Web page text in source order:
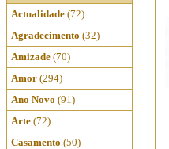
Actualidade (72)
Agradecimento (32)
Amizade (70)
Amor (294)
Ano Novo (91)
Arte (72)
Casamento (50)